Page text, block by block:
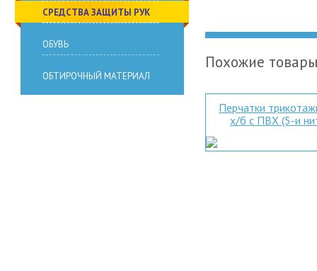
Похожие товары
Перчатки
х/б с ПВХ (5-и
СРЕДСТВА ЗАЩИТЫ РУК
ОБУВЬ
ОБТИРОЧНЫЙ МАТЕРИАЛ